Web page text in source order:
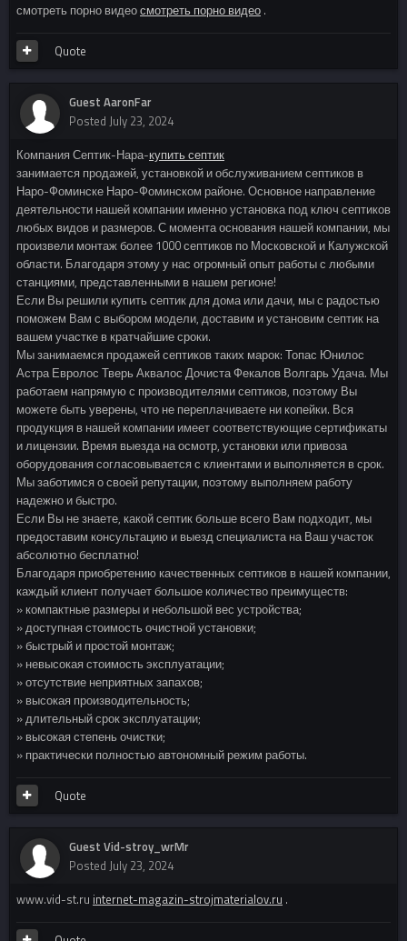
смотреть порно видеосмотреть порно видео .
Quote
Guest AaronFar
Posted July 23, 2024
Компания Септик-Нара-купить септик
занимается продажей, установкой и обслуживанием септиков в
Наро-Фоминске Наро-Фоминском районе. Основное направление
деятельности нашей компании именно установка под ключ септиков
любых видов и размеров. С момента основания нашей компании, мы
произвели монтаж более 1000 септиков по Московской и Калужской
области. Благодаря этому у нас огромный опыт работы с любыми
станциями, представленными в нашем регионе!
Если Вы решили купить септик для дома или дачи, мы с радостью
поможем Вам с выбором модели, доставим и установим септик на
вашем участке в кратчайшие сроки.
Мы занимаемся продажей септиков таких марок: Топас Юнилос
Астра Евролос Тверь Аквалос Дочиста Фекалов Волгарь Удача. Мы
работаем напрямую с производителями септиков, поэтому Вы
можете быть уверены, что не переплачиваете ни копейки. Вся
продукция в нашей компании имеет соответствующие сертификаты
и лицензии. Время выезда на осмотр, установки или привоза
оборудования согласовывается с клиентами и выполняется в срок.
Мы заботимся о своей репутации, поэтому выполняем работу
надежно и быстро.
Если Вы не знаете, какой септик больше всего Вам подходит, мы
предоставим консультацию и выезд специалиста на Ваш участок
абсолютно бесплатно!
Благодаря приобретению качественных септиков в нашей компании,
каждый клиент получает большое количество преимуществ:
» компактные размеры и небольшой вес устройства;
» доступная стоимость очистной установки;
» быстрый и простой монтаж;
» невысокая стоимость эксплуатации;
» отсутствие неприятных запахов;
» высокая производительность;
» длительный срок эксплуатации;
» высокая степень очистки;
» практически полностью автономный режим работы.
Quote
Guest Vid-stroy_wrMr
Posted July 23, 2024
www.vid-st.ru internet-magazin-strojmaterialov.ru .